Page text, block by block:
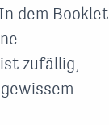
dem Booklet
zufällig,